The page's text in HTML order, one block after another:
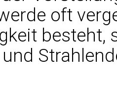
oft
besteht,